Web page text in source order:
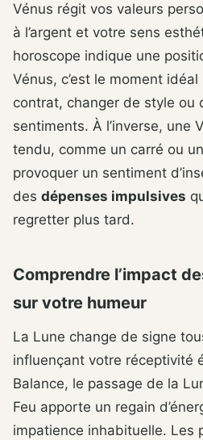
Vénus régit vos valeurs
à l’argent et votre sens
horoscope indique une
Vénus, c’est le moment
contrat, changer de style ou
sentiments. À l’inverse, une
tendu, comme un carré ou
provoquer un sentiment
des dépenses impulsives
regretter plus tard.
Comprendre l’impact
sur votre humeur
La Lune change de signe
influençant votre réceptivité
Balance, le passage de la
Feu apporte un regain
impatience inhabituelle. Les